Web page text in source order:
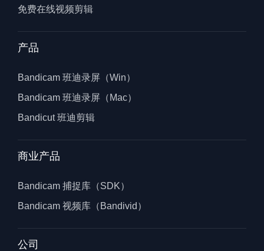
免费在线视频剪辑
产品
Bandicam 班迪录屏（Win）
Bandicam 班迪录屏（Mac）
Bandicut 班迪剪辑
商业产品
Bandicam 捕捉库（SDK）
Bandicam 视频库（Bandivid）
公司